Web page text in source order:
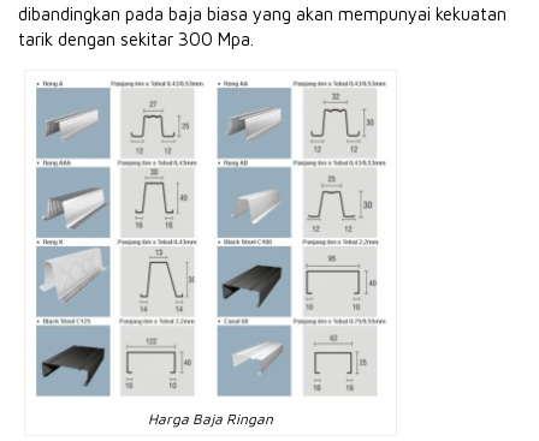
dibandingkan pada baja biasa yang akan mempunyai kekuatan
tarik dengan sekitar 300 Mpa.
Harga Baja Ringan